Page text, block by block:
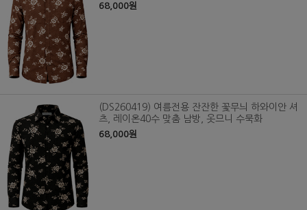
68,000원
(DS260419) 여름전용 잔잔한 꽃무늬 하와이안 셔
츠, 레이온40수 맞춤 남방, 옷므니 수묵화
68,000원